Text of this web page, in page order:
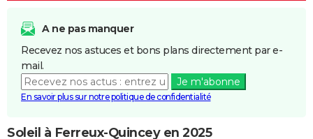
A ne pas manquer
Recevez nos astuces et bons plans directement par e-
mail.
Je m'abonne
En savoir plus sur notre politique de confidentialité
Soleil à Ferreux-Quincey en 2025